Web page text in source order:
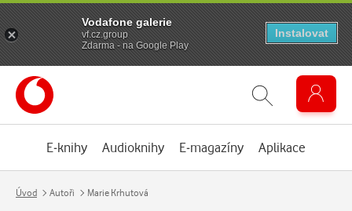
E-knihy Audioknihy E-magazíny Aplikace
Úvod Autoři Marie Krhutová
Vodafone galerie
vf.cz.group
Zdarma - na Google Play
Instalovat